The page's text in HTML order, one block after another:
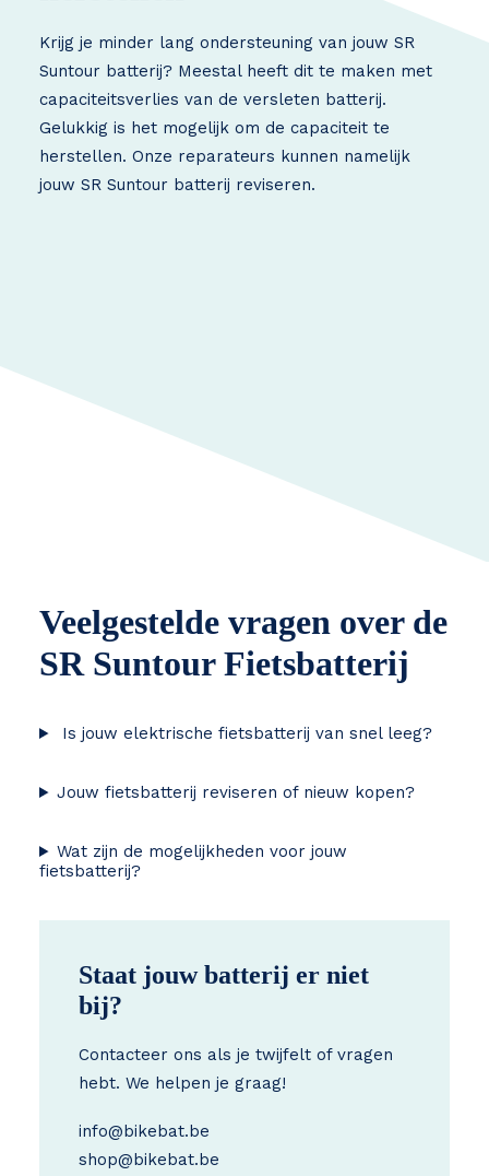
Krijg je minder lang ondersteuning van jouw SR
Suntour batterij? Meestal heeft dit te maken met
capaciteitsverlies van de versleten batterij.
Gelukkig is het mogelijk om de capaciteit te
herstellen. Onze reparateurs kunnen namelijk
jouw SR Suntour batterij reviseren.
Veelgestelde vragen over de
SR Suntour Fietsbatterij
Is jouw elektrische fietsbatterij van snel leeg?
Jouw fietsbatterij reviseren of nieuw kopen?
Wat zijn de mogelijkheden voor jouw
fietsbatterij?
Staat jouw batterij er niet
bij?
Contacteer ons als je twijfelt of vragen
hebt. We helpen je graag!
info@bikebat.be
shop@bikebat.be